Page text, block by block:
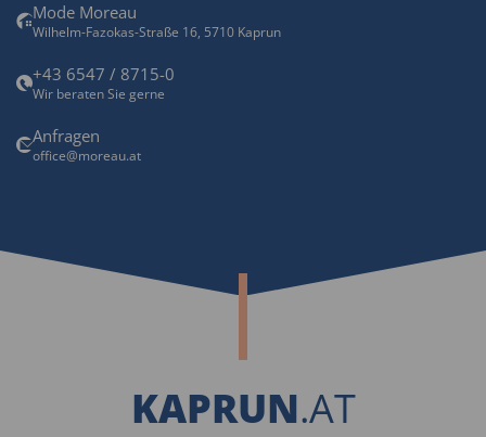
Mode Moreau
Wilhelm-Fazokas-Straße 16, 5710 Kaprun
+43 6547 / 8715-0
Wir beraten Sie gerne
Anfragen
office@moreau.at
KAPRUN.AT